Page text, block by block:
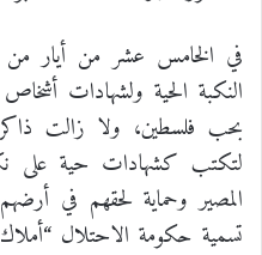
في الخامس عشر من أيار
النكبة الحية ولشهادات
بحب فلسطين، ولا زالت
لتكتب كشهادات حية على
المصير وحماية لحقهم في
تسمية حكومة الاحتلال “أملاك